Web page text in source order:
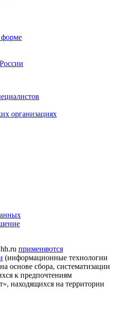
организациях
применяются
(информационные технологии
основе сбора, систематизации
к предпочтениям
находящихся на территории